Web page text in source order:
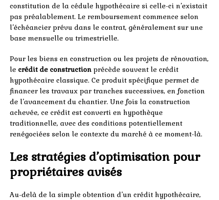
constitution de la cédule hypothécaire si celle-ci n’existait
pas préalablement. Le remboursement commence selon
l’échéancier prévu dans le contrat, généralement sur une
base mensuelle ou trimestrielle.
Pour les biens en construction ou les projets de rénovation,
le crédit de construction précède souvent le crédit
hypothécaire classique. Ce produit spécifique permet de
financer les travaux par tranches successives, en fonction
de l’avancement du chantier. Une fois la construction
achevée, ce crédit est converti en hypothèque
traditionnelle, avec des conditions potentiellement
renégociées selon le contexte du marché à ce moment-là.
Les stratégies d’optimisation pour
propriétaires avisés
Au-delà de la simple obtention d’un crédit hypothécaire,